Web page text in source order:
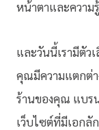
หน้าตาและความ
และวันนี้เรามีตัว
คุณมีความแตกต่า
ร้านของคุณ แบร
เว็บไซต์ที่มีเอกลั